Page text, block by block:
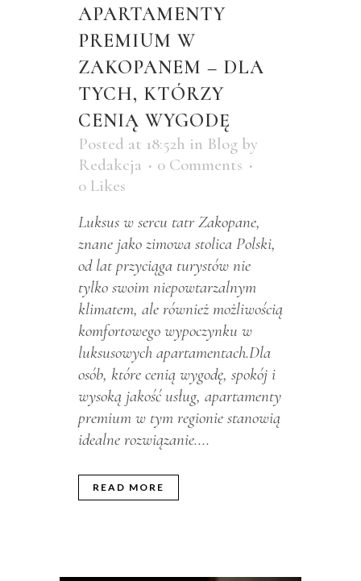
APARTAMENTY
PREMIUM W
ZAKOPANEM – DLA
TYCH, KTÓRZY
CENIĄ WYGODĘ
Posted at 18:52h in Blog by
Redakcja
0 Comments
0 Likes
Luksus w sercu tatr Zakopane,
znane jako zimowa stolica Polski,
od lat przyciąga turystów nie
tylko swoim niepowtarzalnym
klimatem, ale również możliwością
komfortowego wypoczynku w
luksusowych apartamentach.Dla
osób, które cenią wygodę, spokój i
wysoką jakość usług, apartamenty
premium w tym regionie stanowią
idealne rozwiązanie....
READ MORE